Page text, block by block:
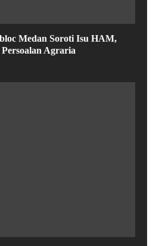
Medan Soroti Isu HAM,
Agraria